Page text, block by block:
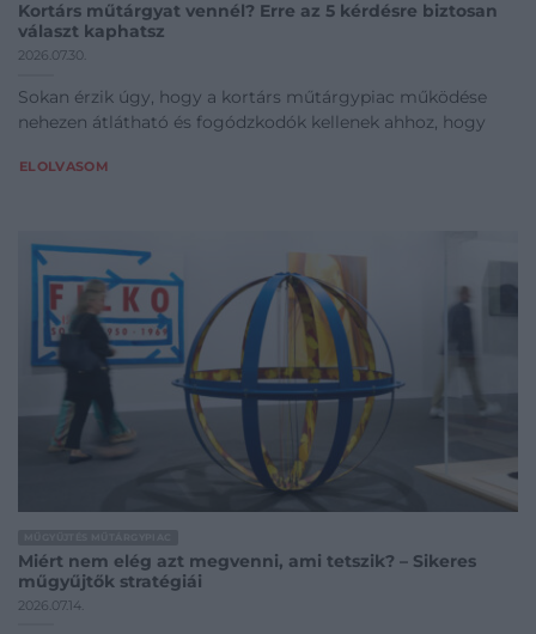
Kortárs műtárgyat vennél? Erre az 5 kérdésre biztosan
választ kaphatsz
2026.07.30.
Sokan érzik úgy, hogy a kortárs műtárgypiac működése
nehezen átlátható és fogódzkodók kellenek ahhoz, hogy
ELOLVASOM
Miért nem elég azt megvenni, ami tetszik? – Sikeres
műgyűjtők stratégiái
2026.07.14.